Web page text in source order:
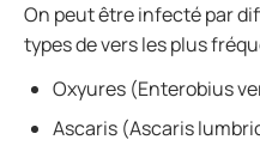
On peut être infecté par
types de vers les plus
Oxyures (Enterobius
Ascaris (Ascaris